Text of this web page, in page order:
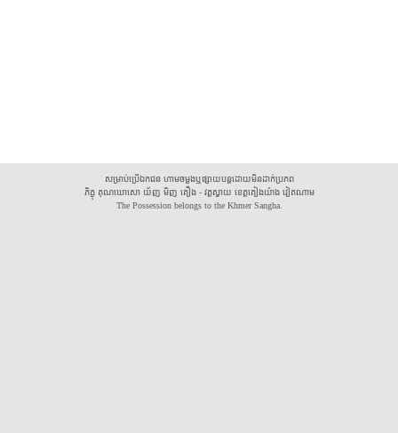
សម្រាប់ប្រើឯកជន ហាមចម្លងឬផ្សាយបន្តដោយមិនដាក់ប្រភព
ភិក្ខុ គុណឃោសោ យ័ញ មិញ គឿង - វត្តស្វាយ ខេត្តគៀងយ៉ាង វៀតណាម
The Possession belongs to the Khmer Sangha.